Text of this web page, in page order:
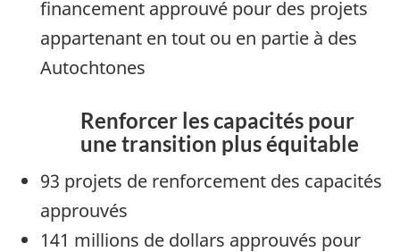
financement approuvé pour des projets
appartenant en tout ou en partie à des
Autochtones
Renforcer les capacités pour
une transition plus équitable
93 projets de renforcement des capacités
approuvés
141 millions de dollars approuvés pour